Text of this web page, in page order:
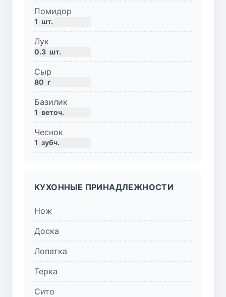
Помидор
1 шт.
Лук
0.3 шт.
Сыр
80 г
Базилик
1 веточ.
Чеснок
1 зубч.
КУХОННЫЕ ПРИНАДЛЕЖНОСТИ
Нож
Доска
Лопатка
Терка
Сито